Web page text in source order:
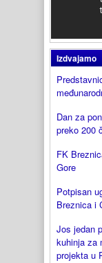
Izdvajamo
Dan za
preko 200
FK
Gore
Potpisan
Breznica i
Jos jedan
kuhinja za
projekta u